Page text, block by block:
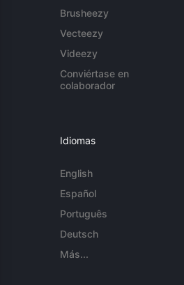
Brusheezy
Vecteezy
Videezy
Conviértase en
colaborador
Idiomas
English
Español
Português
Deutsch
Más...